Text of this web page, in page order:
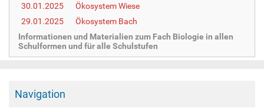
30.01.2025
Ökosystem Wiese
29.01.2025
Ökosystem Bach
Informationen und Materialien zum Fach Biologie in allen
Schulformen und für alle Schulstufen
Navigation